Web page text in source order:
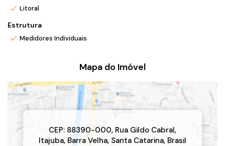
Litoral
Estrutura
Medidores Individuais
Mapa do Imóvel
CEP: 88390-000, Rua Gildo Cabral,
Itajuba, Barra Velha, Santa Catarina, Brasil